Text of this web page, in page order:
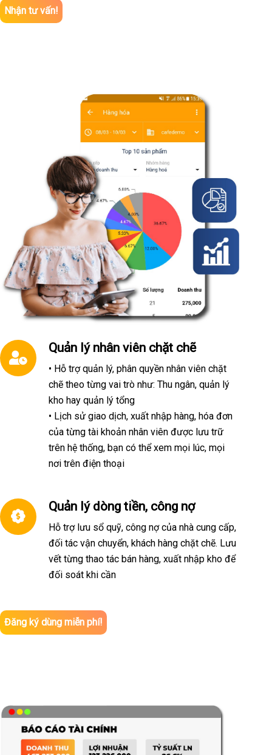
Nhận tư vấn!
Quản lý nhân viên chặt chẽ
• Hỗ trợ quản lý, phân quyền nhân viên chặt
chẽ theo từng vai trò như: Thu ngân, quản lý
kho hay quản lý tổng
• Lịch sử giao dịch, xuất nhập hàng, hóa đơn
của từng tài khoản nhân viên được lưu trữ
trên hệ thống, bạn có thể xem mọi lúc, mọi
nơi trên điện thoại
Quản lý dòng tiền, công nợ
Hỗ trợ lưu sổ quỹ, công nợ của nhà cung cấp,
đối tác vận chuyển, khách hàng chặt chẽ. Lưu
vết từng thao tác bán hàng, xuất nhập kho để
đối soát khi cần
Đăng ký dùng miễn phí!